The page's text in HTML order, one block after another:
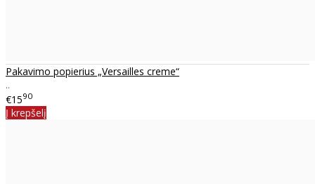
Pakavimo popierius „Versailles creme“
..
€1590
Į krepšelį